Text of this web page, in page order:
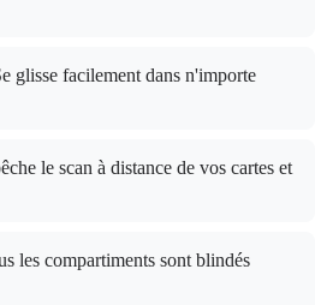
glisse facilement dans n'importe
le scan à distance de vos cartes et
les compartiments sont blindés